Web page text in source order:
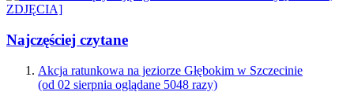
Najczęściej czytane
Akcja ratunkowa na jeziorze Głębokim w Szczecinie
(od 02 sierpnia oglądane 5048 razy)